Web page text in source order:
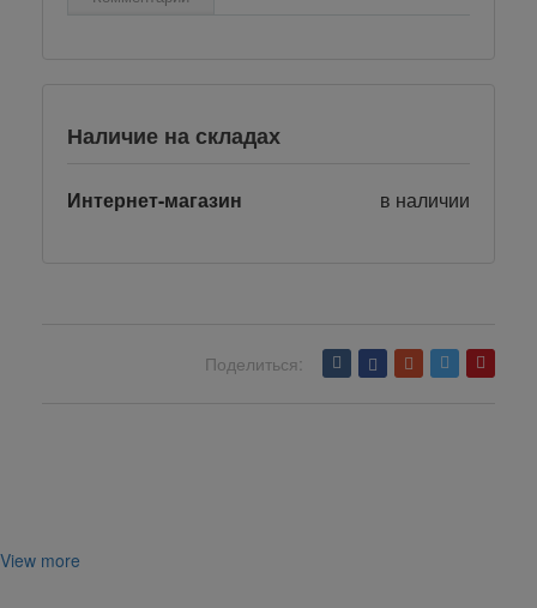
Наличие на складах
Интернет-магазин в наличии
Поделиться:
View more